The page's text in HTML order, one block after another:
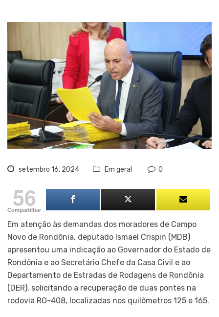
setembro 16, 2024 Em geral 0
56
Compartilhar
Em atenção às demandas dos moradores de Campo
Novo de Rondônia, deputado Ismael Crispin (MDB)
apresentou uma indicação ao Governador do Estado de
Rondônia e ao Secretário Chefe da Casa Civil e ao
Departamento de Estradas de Rodagens de Rondônia
(DER), solicitando a recuperação de duas pontes na
rodovia RO-408, localizadas nos quilômetros 125 e 165.